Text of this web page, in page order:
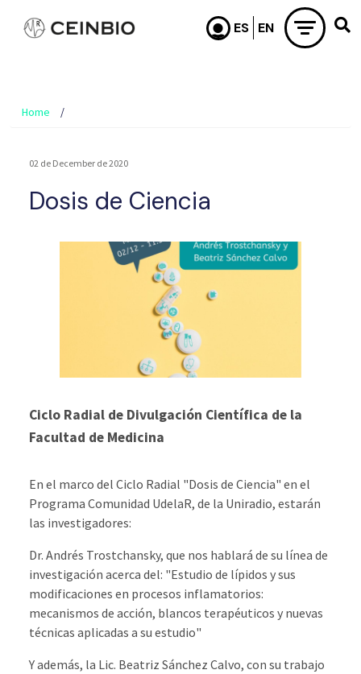
Skip to main content
Home
02 de December de 2020
Dosis de Ciencia
Ciclo Radial de Divulgación Científica de la
Facultad de Medicina
En el marco del Ciclo Radial "Dosis de Ciencia" en el
Programa Comunidad UdelaR, de la Uniradio, estarán
las investigadores:
Dr. Andrés Trostchansky, que nos hablará de su línea de
investigación acerca del: "Estudio de lípidos y sus
modificaciones en procesos inflamatorios:
mecanismos de acción, blancos terapéuticos y nuevas
técnicas aplicadas a su estudio"
Y además, la Lic. Beatriz Sánchez Calvo, con su trabajo